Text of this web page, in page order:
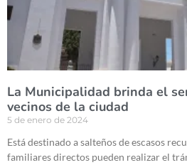
La Municipalidad brinda el
vecinos de la ciudad
5 de enero de 2024
Está destinado a salteños de escasos
familiares directos pueden realizar el